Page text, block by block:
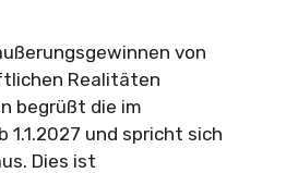
von
Realitäten
begrüßt die im
1.1.2027 und spricht sich
Dies ist